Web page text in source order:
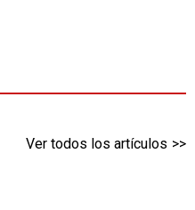
Ver todos los artículos